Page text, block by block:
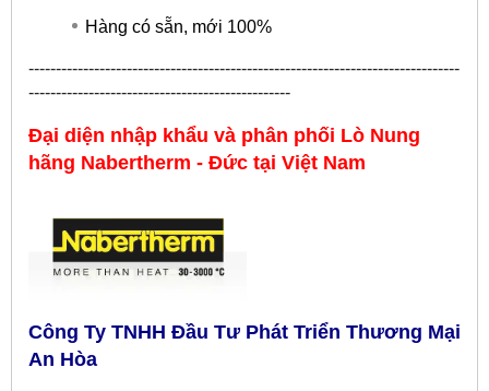
Hàng có sẵn, mới 100%
-------------------------------------------------------------------------------
------------------------------------------------
Đại diện nhập khẩu và phân phối Lò Nung
hãng Nabertherm - Đức tại Việt Nam
Công Ty TNHH Đầu Tư Phát Triển Thương Mại
An Hòa